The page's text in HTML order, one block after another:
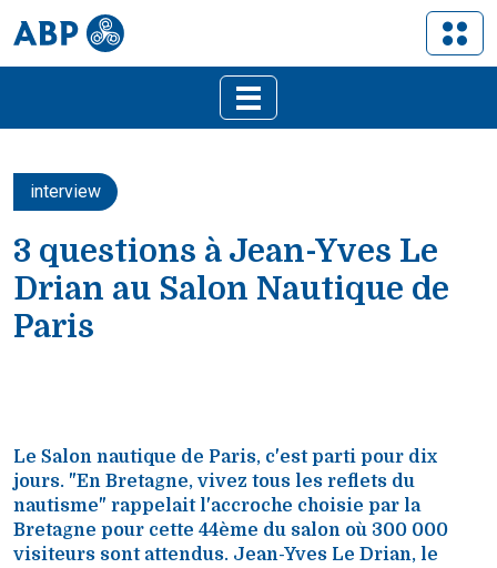
interview
3 questions à Jean-Yves Le
Drian au Salon Nautique de
Paris
Le Salon nautique de Paris, c'est parti pour dix
jours. "En Bretagne, vivez tous les reflets du
nautisme" rappelait l'accroche choisie par la
Bretagne pour cette 44ème du salon où 300 000
visiteurs sont attendus. Jean-Yves Le Drian, le